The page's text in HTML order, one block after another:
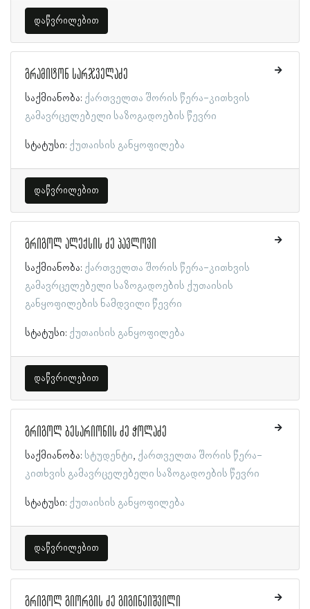
დაწვრილებით
გრამიტონ სარჯველაძე
საქმიანობა: ქართველთა შორის წერა-კითხვის
გამავრცელებელი საზოგადოების წევრი
სტატუსი: ქუთაისის განყოფილება
დაწვრილებით
გრიგოლ ალექსის ძე პავლოვი
საქმიანობა: ქართველთა შორის წერა-კითხვის
გამავრცელებელი საზოგადოების ქუთაისის
განყოფილების ნამდვილი წევრი
სტატუსი: ქუთაისის განყოფილება
დაწვრილებით
გრიგოლ ბესარიონის ძე ჭოლაძე
საქმიანობა: სტუდენტი ქართველთა შორის წერა-
კითხვის გამავრცელებელი საზოგადოების წევრი
სტატუსი: ქუთაისის განყოფილება
დაწვრილებით
გრიგოლ გიორგის ძე გიგინეიშვილი